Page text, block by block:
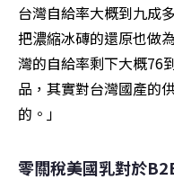
台灣自給率大概到九成
把濃縮冰磚的還原也做
灣的自給率剩下大概76
品，其實對台灣國產的
的。」
零關稅美國乳對於